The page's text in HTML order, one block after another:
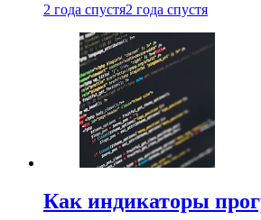
2 года спустя2 года спустя
Как индикаторы